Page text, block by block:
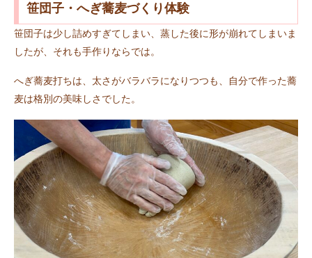
笹団子・へぎ蕎麦づくり体験
笹団子は少し詰めすぎてしまい、蒸した後に形が崩れてしまいま
したが、それも手作りならでは。
へぎ蕎麦打ちは、太さがバラバラになりつつも、自分で作った蕎
麦は格別の美味しさでした。